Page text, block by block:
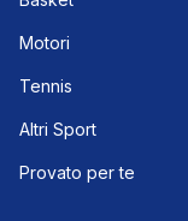
Motori
Tennis
Altri Sport
Provato per te